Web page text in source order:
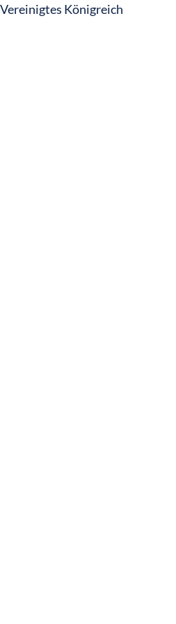
Vereinigtes Königreich